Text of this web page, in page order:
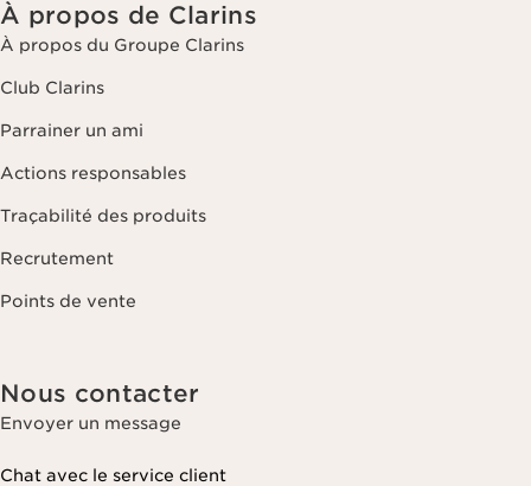
À propos de Clarins
À propos du Groupe Clarins
Club Clarins
Parrainer un ami
Actions responsables
Traçabilité des produits
Recrutement
Points de vente
Nous contacter
Envoyer un message
Chat avec le service client